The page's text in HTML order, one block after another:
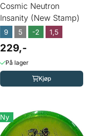
Cosmic Neutron
Insanity (New Stamp)
9 5 -2 1,5
229,-
På lager
Kjøp
Ny